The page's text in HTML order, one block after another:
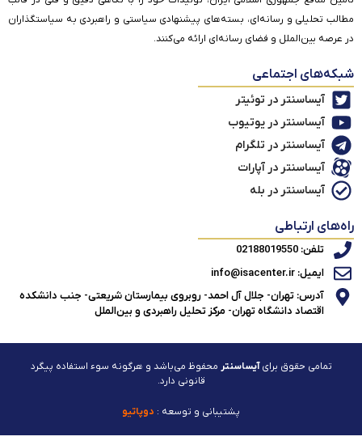
مطالب تحلیلی و رسانه‌ای، بسته‌های پیشنهادی سیاستی و راهبردی به سیاستگذاران
در عرصه بین‌الملل و فضای رسانه‌ای ارائه می‌کنند.
شبکه‌های اجتماعی
آیساسنتر در توئیتر
آیساسنتر در یوتیوب
آیساسنتر در تلگرام
آیساسنتر در آپارات
آیساسنتر در بله
راه‌های ارتباطی
تلفن: 02188019550
ایمیل: info@isacenter.ir
آدرس: تهران- جلال آل احمد- روبروی بیمارستان شریعتی- جنب دانشکده
اقتصاد دانشگاه تهران- مرکز تحلیل راهبردی و بین‌الملل
تمامی حقوق برایآیساسنتر محفوظ می‌باشد و هرگونه سوء استفاده پیگرد
قانونی دارد.
پشتیبانی و توسعه : دوپاتیو